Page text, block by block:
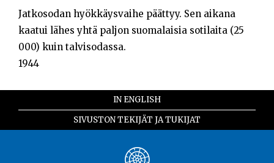
Jatkosodan hyökkäysvaihe päättyy. Sen aikana
kaatui lähes yhtä paljon suomalaisia sotilaita (25
000) kuin talvisodassa.
1944
IN ENGLISH
SIVUSTON TEKIJÄT JA TUKIJAT